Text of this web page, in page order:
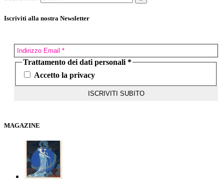
Iscriviti alla nostra Newsletter
Trattamento dei dati personali *
Accetto la privacy
MAGAZINE